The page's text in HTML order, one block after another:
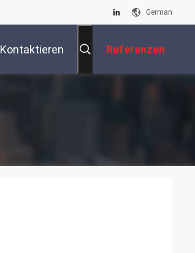
German
Kontaktieren Referenzen